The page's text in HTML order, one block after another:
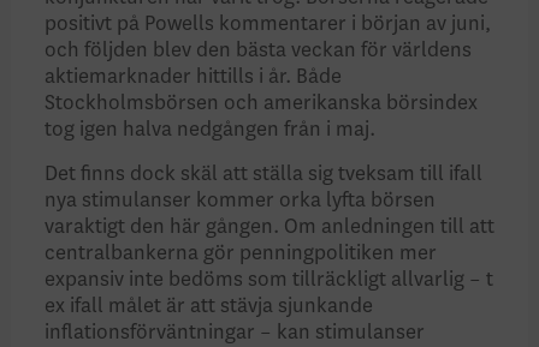
positivt på Powells kommentarer i början av juni,
och följden blev den bästa veckan för världens
aktiemarknader hittills i år. Både
Stockholmsbörsen och amerikanska börsindex
tog igen halva nedgången från i maj.
Det finns dock skäl att ställa sig tveksam till ifall
nya stimu­lanser kommer orka lyfta börsen
varaktigt den här gången. Om anledningen till att
centralbankerna gör penningpolitiken mer
expansiv inte bedöms som tillräckligt allvarlig – t
ex ifall målet är att stävja sjunkande
inflationsförväntningar – kan stimulanser